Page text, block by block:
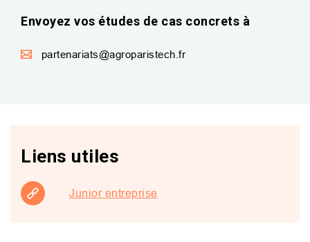
Envoyez vos études de cas concrets à
partenariats@agroparistech.fr
Liens utiles
Junior entreprise